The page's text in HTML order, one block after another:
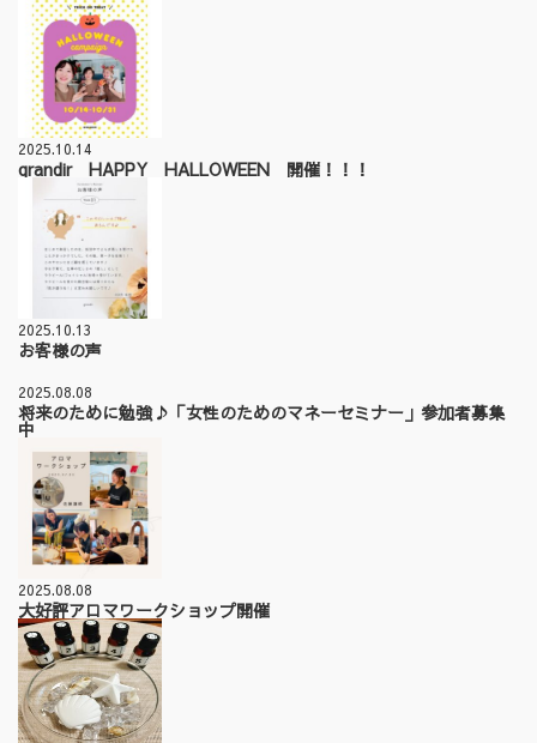
2025.10.14
grandir HAPPY HALLOWEEN 開催！！！
2025.10.13
お客様の声
2025.08.08
将来のために勉強♪「女性のためのマネーセミナー」参加者募集
中
2025.08.08
大好評アロマワークショップ開催